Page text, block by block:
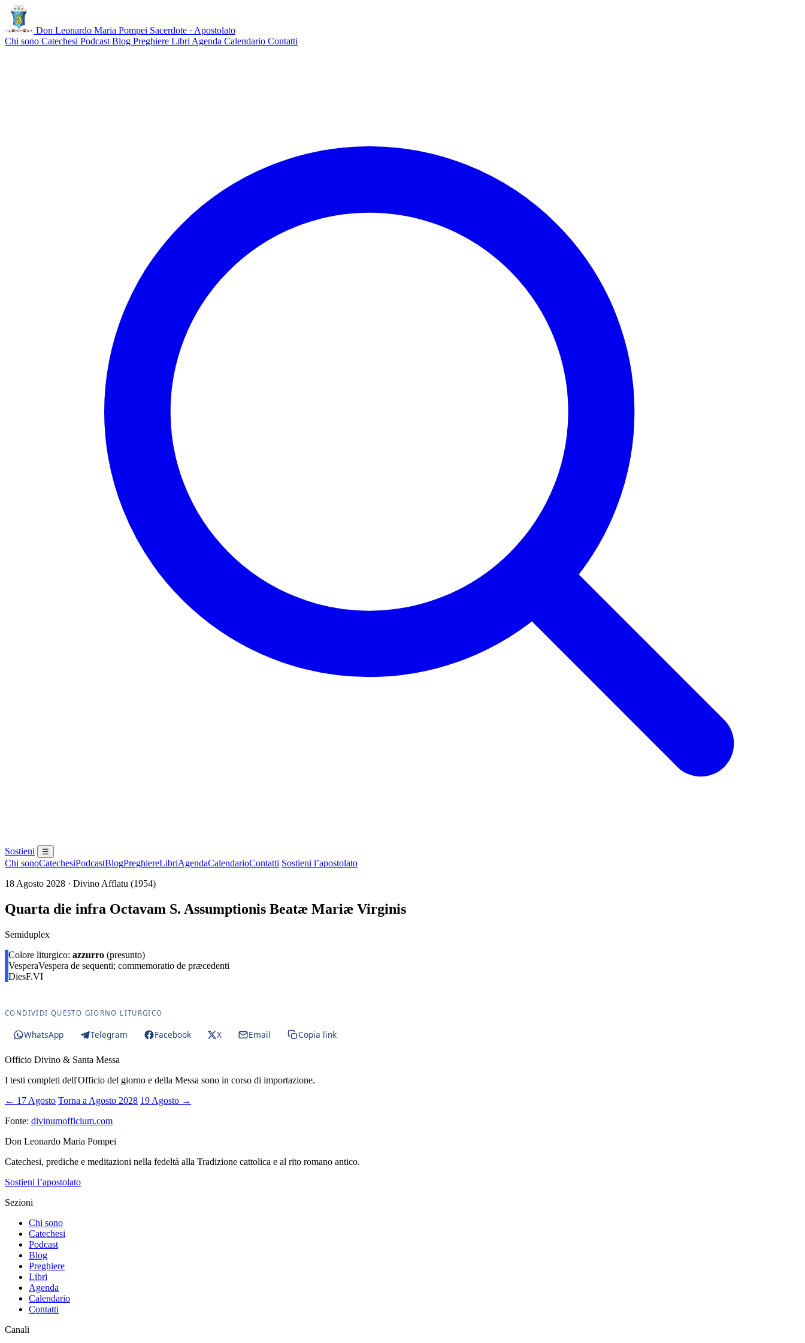
Don Leonardo Maria Pompei Sacerdote · Apostolato
Chi sono Catechesi Podcast Blog Preghiere Libri Agenda Calendario Contatti
Sostieni ☰
Chi sonoCatechesiPodcastBlogPreghiereLibriAgendaCalendarioContatti Sostieni l’apostolato
18 Agosto 2028 · Divino Afflatu (1954)
Quarta die infra Octavam S. Assumptionis Beatæ Mariæ Virginis
Semiduplex
Colore liturgico: azzurro (presunto)
VesperaVespera de sequenti; commemoratio de præcedenti
DiesF.VI
CONDIVIDI QUESTO GIORNO LITURGICO
WhatsApp Telegram Facebook X Email Copia link
Officio Divino & Santa Messa
I testi completi dell'Officio del giorno e della Messa sono in corso di importazione.
← 17 Agosto Torna a Agosto 2028 19 Agosto →
Fonte: divinumofficium.com
Don Leonardo Maria Pompei
Catechesi, prediche e meditazioni nella fedeltà alla Tradizione cattolica e al rito romano antico.
Sostieni l’apostolato
Sezioni
Chi sono
Catechesi
Podcast
Blog
Preghiere
Libri
Agenda
Calendario
Contatti
Canali